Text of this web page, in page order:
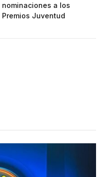
nominaciones a los
Premios Juventud